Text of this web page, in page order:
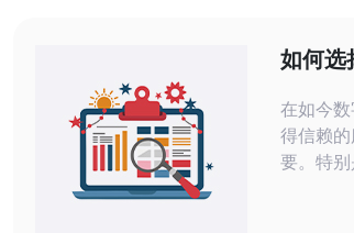
素 在选
考虑因
的游戏
如何选
在如今
得信赖
要。特